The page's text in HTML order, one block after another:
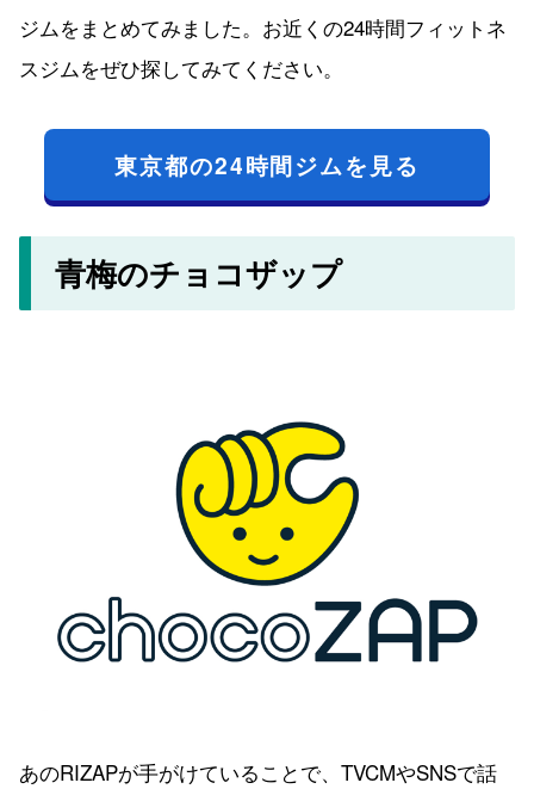
ジムをまとめてみました。お近くの24時間フィットネ
スジムをぜひ探してみてください。
東京都の24時間ジムを見る
青梅のチョコザップ
あのRIZAPが手がけていることで、TVCMやSNSで話